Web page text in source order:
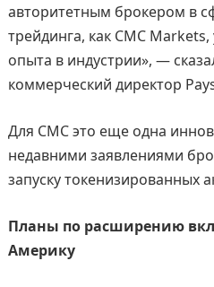
авторитетным брокером в
трейдинга, как CMC
опыта в индустрии», —
коммерческий директор
Для CMC это еще одна
недавними заявлениями
запуску токенизированных
Планы по расширению
Америку